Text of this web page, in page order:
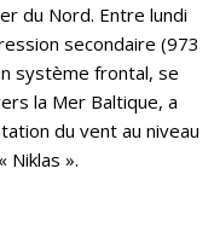
du Nord. Entre lundi
secondaire (973
système frontal, se
la Mer Baltique, a
du vent au niveau
Niklas ».